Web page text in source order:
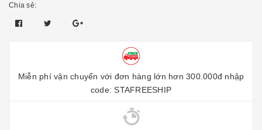
Chia sẻ:
Miễn phí vận chuyển với đơn hàng lớn hơn 300.000đ nhập
code: STAFREESHIP